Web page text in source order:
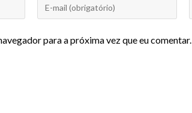
para a próxima vez que eu comentar.